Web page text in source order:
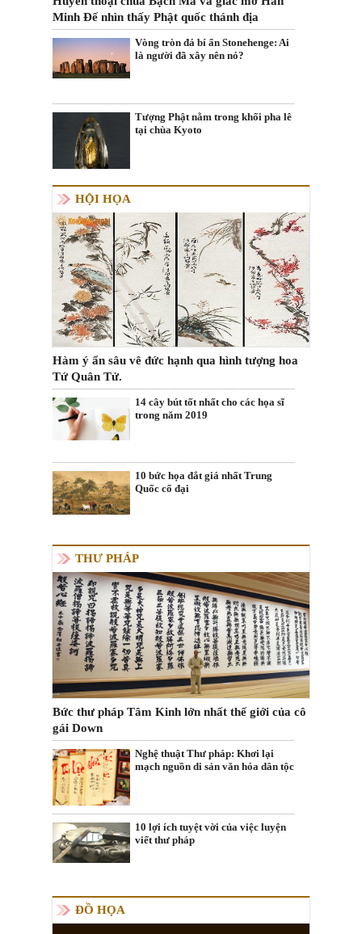
Minh Đế nhìn thấy Phật quốc thánh địa
Vòng tròn đá bí ẩn Stonehenge: Ai
là người đã xây nên nó?
Tượng Phật nằm trong khối pha lê
tại chùa Kyoto
HỘI HỌA
Hàm ý ẩn sâu vê đức hạnh qua hình tượng hoa
Tứ Quân Tử.
14 cây bút tốt nhất cho các họa sĩ
trong năm 2019
10 bức họa đắt giá nhất Trung
Quốc cổ đại
THƯ PHÁP
Bức thư pháp Tâm Kinh lớn nhất thế giới của cô
gái Down
Nghệ thuật Thư pháp: Khơi lại
mạch nguồn di sản văn hóa dân tộc
10 lợi ích tuyệt vời của việc luyện
viết thư pháp
ĐỒ HỌA